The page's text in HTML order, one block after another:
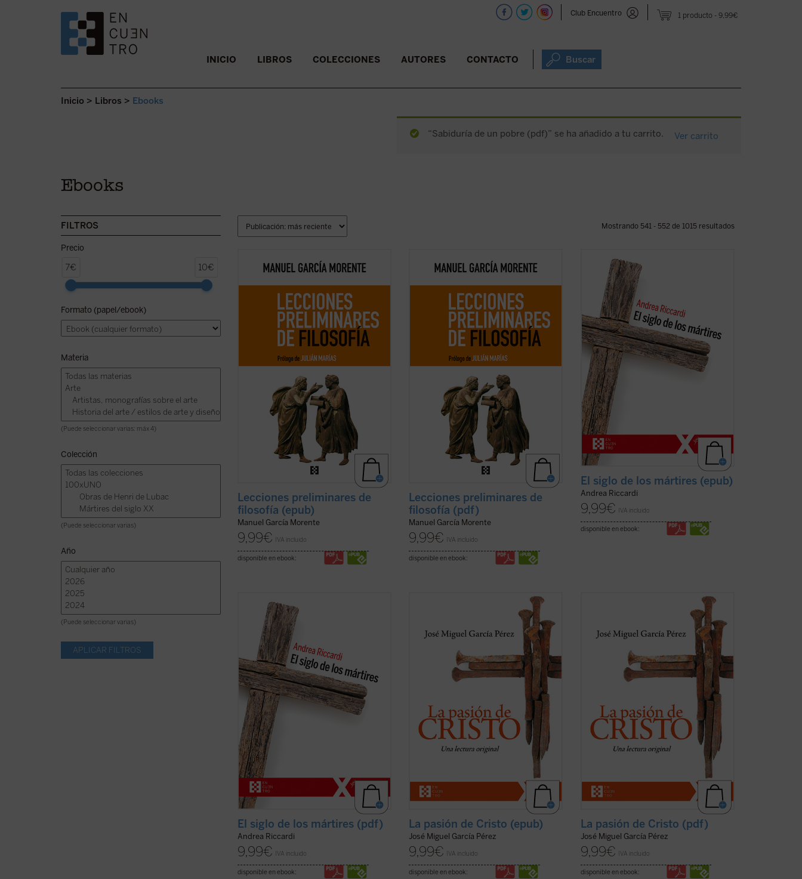
1 producto 9,99€
Club Encuentro
SALTAR AL CONTENIDO. INICIO LIBROS COLECCIONES AUTORES CONTACTO Buscar
Inicio > Libros > Ebooks
“Sabiduría de un pobre (pdf)” se ha añadido a tu carrito. Ver carrito
Ebooks
FILTROS
Precio
7€ 10€
Formato (papel/ebook)
Materia
(Puede seleccionar varias: máx 4)
Colección
(Puede seleccionar varias)
Año
(Puede seleccionar varias)
Mostrando 541 - 552 de 1015 resultados
Los lectores y estudiosos de estas
los llevará a entender el porqué y el
cómo la humanidad ha llegado hasta
aquí. Nacidas de un curso impartido por
el autor en 1937 en la universidad
argentina de ... (ver ficha)
Lecciones preliminares de
filosofía (epub)
Manuel García Morente
9,99€ IVA incluido
disponible en ebook:
Los lectores y estudiosos de estas
los llevará a entender el porqué y el
cómo la humanidad ha llegado hasta
aquí. Nacidas de un curso impartido por
el autor en 1937 en la universidad
argentina de ... (ver ficha)
Lecciones preliminares de
filosofía (pdf)
Manuel García Morente
9,99€ IVA incluido
disponible en ebook:
El siglo XX produjo las declaraciones de
los derechos humanos, pero también
centenares de millones de víctimas
masacradas en genocidios, guerras
civiles y mundiales, deportaciones,
aniquilaciones de etnias, clases y grupos
religiosos o ...(ver ficha)
El siglo de los mártires (epub)
Andrea Riccardi
9,99€ IVA incluido
disponible en ebook:
El siglo XX produjo las declaraciones de
los derechos humanos, pero también
centenares de millones de víctimas
masacradas en genocidios, guerras
civiles y mundiales, deportaciones,
aniquilaciones de etnias, clases y grupos
religiosos o ...(ver ficha)
El siglo de los mártires (pdf)
Andrea Riccardi
9,99€ IVA incluido
disponible en ebook:
Un análisis atento de los relatos de la
pasión de Cristo que aparecen en los
cuatro evangelios canónicos revela
llamativas diferencias, incluso
contradicciones, entre algunos de los
pasajes narrados en ellos. El autor de
este libro ofrece, ...
La pasión de Cristo (epub)
José Miguel García Pérez
9,99€ IVA incluido
disponible en ebook:
Un análisis atento de los relatos de la
pasión de Cristo que aparecen en los
cuatro evangelios canónicos revela
llamativas diferencias, incluso
contradicciones, entre algunos de los
pasajes narrados en ellos. El autor de
este libro ofrece, ...
La pasión de Cristo (pdf)
José Miguel García Pérez
9,99€ IVA incluido
disponible en ebook: